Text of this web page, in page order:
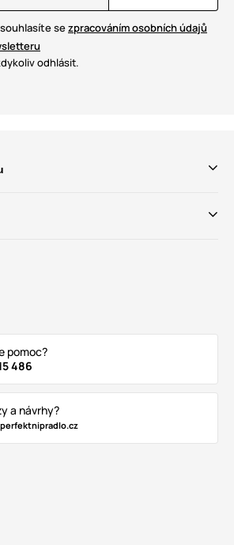
sezpracováním osobních údajů
odhlásit.
pomoc?
486
a návrhy?